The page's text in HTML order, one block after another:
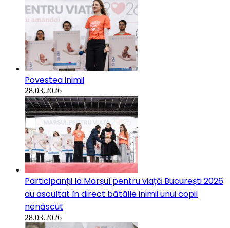
Povestea inimii
28.03.2026
Participanții la Marșul pentru viață București 2026
au ascultat în direct bătăile inimii unui copil
nenăscut
28.03.2026